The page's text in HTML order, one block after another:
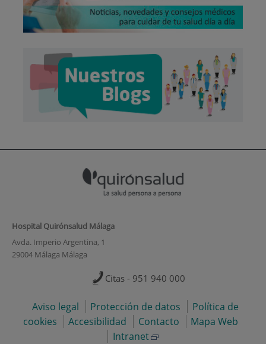
Hospital Quirónsalud Málaga
Avda. Imperio Argentina, 1
29004 Málaga Málaga
Citas - 951 940 000
Aviso legal Protección de datos
Política de
cookies
Accesibilidad Contacto
Mapa Web
Intranet